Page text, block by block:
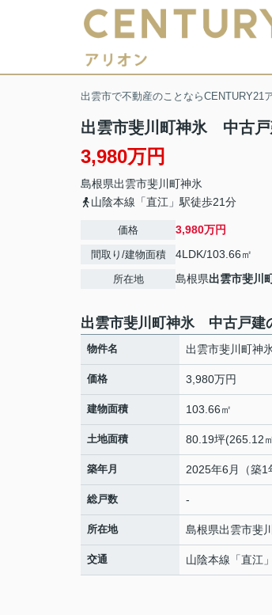
出雲市で不動産のことならCENTURY21
出雲市斐川町神氷 中古
3,980万円
島根県出雲市斐川町神氷
山陰本線「直江」駅徒歩21分
価格 3,980万円
間取り/建物面積 4LDK/103.66㎡
所在地 島根県出雲市斐川
出雲市斐川町神氷 中古戸建
物件名 出雲市斐川町神
価格 3,980万円
建物面積 103.66㎡
土地面積 80.19坪(265.12
築年月 2025年6月（築1
総戸数 -
所在地 島根県出雲市斐
交通 山陰本線 「直江